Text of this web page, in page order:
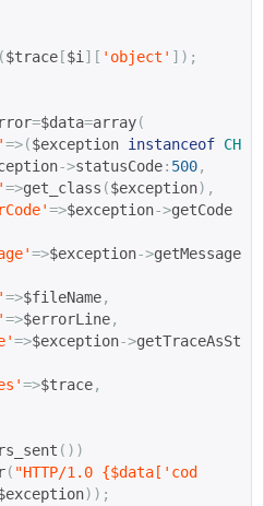
($trace [$i ][ 'object' ]);
=$data=array(
=>($exception instanceof CH
->statusCode: 500,
=>get_class ($exception),
=>$exception->getCode
=>$exception->getMessage
=>$fileName,
=>$errorLine,
=>$exception->getTraceAsSt
=>$trace,
())
( "HTTP/1.0 {$data [ 'cod
));